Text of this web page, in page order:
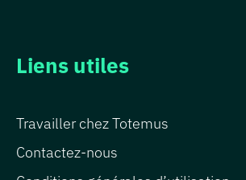
Liens utiles
Travailler chez Totemus
Contactez-nous